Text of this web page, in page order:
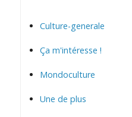
Culture-generale
Ça m'intéresse !
Mondoculture
Une de plus